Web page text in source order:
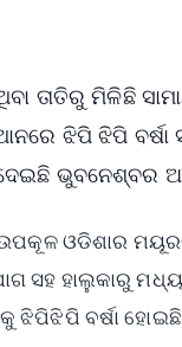
ତାତିରୁ ମିଳିଛି
ଝିପି ଝିପି
ଦେଇଛି ଭୁବନେଶ୍ବର
ଓଡିଶାର
ସହ ହାଲୁକାରୁ
ଝିପିଝିପି ବର୍ଷା ହୋଇଛି